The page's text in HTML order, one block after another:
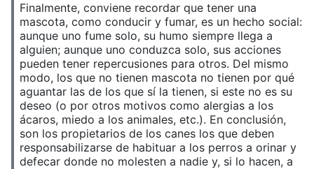
Finalmente, conviene recordar que tener una
mascota, como conducir y fumar, es un hecho social:
aunque uno fume solo, su humo siempre llega a
alguien; aunque uno conduzca solo, sus acciones
pueden tener repercusiones para otros. Del mismo
modo, los que no tienen mascota no tienen por qué
aguantar las de los que sí la tienen, si este no es su
deseo (o por otros motivos como alergias a los
ácaros, miedo a los animales, etc.). En conclusión,
son los propietarios de los canes los que deben
responsabilizarse de habituar a los perros a orinar y
defecar donde no molesten a nadie y, si lo hacen, a